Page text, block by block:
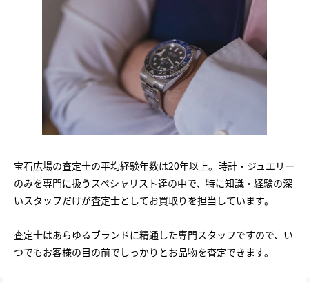
宝石広場の査定士の平均経験年数は20年以上。時計・ジュエリー
のみを専門に扱うスペシャリスト達の中で、特に知識・経験の深
いスタッフだけが査定士としてお買取りを担当しています。
査定士はあらゆるブランドに精通した専門スタッフですので、い
つでもお客様の目の前でしっかりとお品物を査定できます。